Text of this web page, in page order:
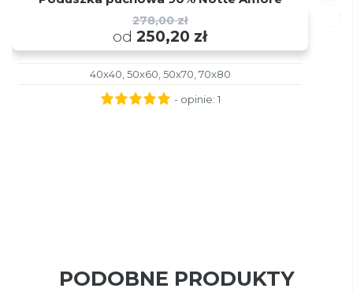
278,00 zł
od 250,20 zł
40x40, 50x60, 50x70, 70x80
- opinie: 1
PODOBNE PRODUKTY